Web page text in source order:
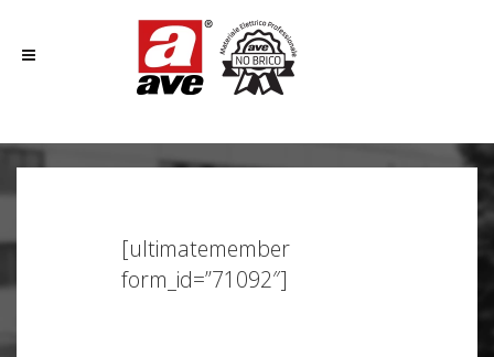
[ultimatemember
form_id=”71092″]